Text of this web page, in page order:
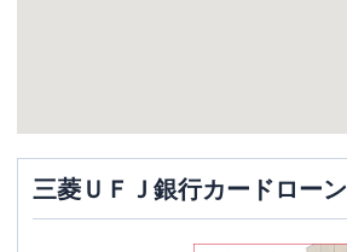
三菱ＵＦＪ銀行カードローン